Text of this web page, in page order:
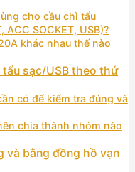
cho cầu chì tẩu
ACC SOCKET, USB)?
khác nhau thế nào
sạc/USB theo thứ
có để kiểm tra đúng và
chia thành nhóm nào
và bằng đồng hồ vạn